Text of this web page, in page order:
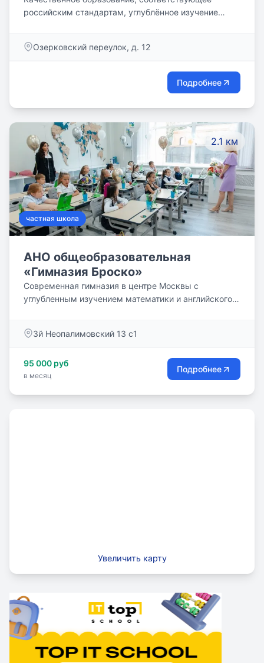
российским стандартам, углублённое изучение
всестороннее развитие и комфортное воспитание
российские, так и в зарубежные вузы – всё это
школа-пансион Malta Crown. В период обучения
острова Мальта на набережной Средиземного моря.
Озерковский переулок, д. 12
Подробнее
2.1 км
частная школа
АНО общеобразовательная
«Гимназия Броско»
Современная гимназия в центре Москвы с
углубленным изучением математики и английского
нашего образовательного подхода. Оно позволяет
языком, но и использовать его как средство
активного общения и уверенной самореализации в
3й Неопалимовский 13 с1
95 000 руб
в месяц
Подробнее
Увеличить карту